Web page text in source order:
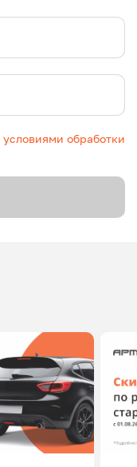
условиями обработки